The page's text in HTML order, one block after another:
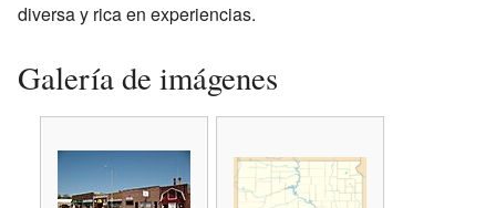
diversa y rica en experiencias.
Galería de imágenes